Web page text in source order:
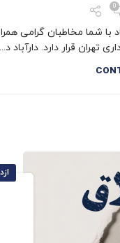
0
با شما مخاطبان گرامی
قرار دارد. دارآباد د...